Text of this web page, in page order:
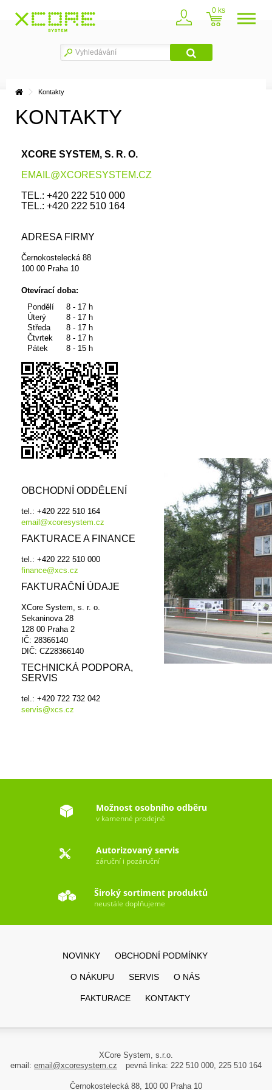
0
Kontakty
KONTAKTY
XCORE SYSTEM, S. R. O.
EMAIL@XCORESYSTEM.CZ
TEL.: +420 222 510 000
TEL.: +420 222 510 164
ADRESA FIRMY
Černokostelecká 88
100 00 Praha 10
Otevírací doba:
Pondělí
8 - 17 h
Úterý
8 - 17 h
Středa
8 - 17 h
Čtvrtek
8 - 17 h
Pátek
8 - 15 h
OBCHODNÍ ODDĚLENÍ
tel.: +420 222 510 164
email@xcoresystem.cz
FAKTURACE A FINANCE
tel.: +420 222 510 000
finance@xcs.cz
FAKTURAČNÍ ÚDAJE
XCore System, s. r. o.
Sekaninova 28
128 00 Praha 2
IČ: 28366140
DIČ: CZ28366140
TECHNICKÁ PODPORA,
SERVIS
tel.: +420 722 732 042
servis@xcs.cz
Možnost osobního odběru
v kamenné prodejně
Autorizovaný servis
záruční i pozáruční
Široký sortiment produktů
neustále doplňujeme
NOVINKY OBCHODNÍ PODMÍNKY
O NÁKUPU SERVIS O NÁS
FAKTURACE KONTAKTY
XCore System, s.r.o.
email: email@xcoresystem.cz pevná linka: 222 510 000, 225 510 164
Černokostelecká 88, 100 00 Praha 10